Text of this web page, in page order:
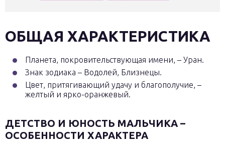
ОБЩАЯ ХАРАКТЕРИСТИКА
Планета, покровительствующая имени, – Уран.
Знак зодиака – Водолей, Близнецы.
Цвет, притягивающий удачу и благополучие, –
желтый и ярко-оранжевый.
ДЕТСТВО И ЮНОСТЬ МАЛЬЧИКА –
ОСОБЕННОСТИ ХАРАКТЕРА